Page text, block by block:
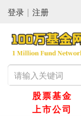
登录 | 注册
股票基金
上市公司